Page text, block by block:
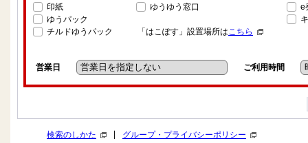
印紙
ゆうパック
チルドゆうパック
ゆうゆう窓口
「はこぽす」設置場所はこちら
e
営業日 ご利用時間
検索のしかた グループ・プライバシーポリシー